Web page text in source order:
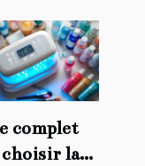
complet
la